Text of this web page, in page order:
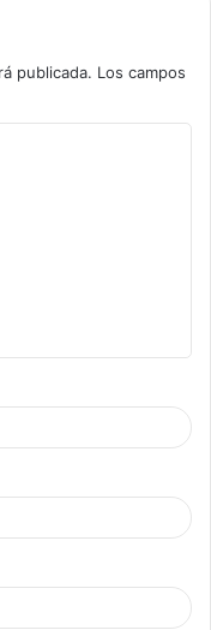
publicada. Los campos